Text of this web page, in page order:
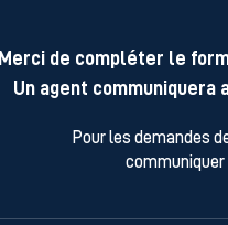
Merci de compléter le
Un agent
Pour les demandes
communiquer